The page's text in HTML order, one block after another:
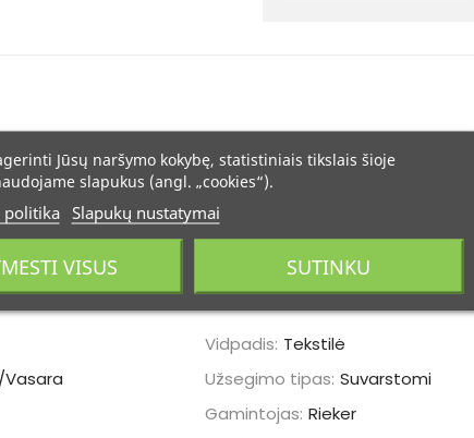
Vidpadis: Tekstilė
Užsegimo tipas: Suvarstomi
Gamintojas: Rieker
Jūsų naršymo kokybę, statistiniais tikslais šioje
slapukus (angl. „cookies“).
politika Slapukų nustatymai
VISUS SUTINKU